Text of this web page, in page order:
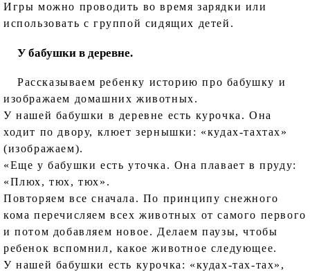
Игры можно проводить во время зарядки или
использовать с группой сидящих детей.
У бабушки в деревне.
Рассказываем ребенку историю про бабушку и
изображаем домашних животных.
У нашей бабушки в деревне есть курочка. Она
ходит по двору, клюет зернышки: «кудах-тахтах»
(изображаем).
«Еще у бабушки есть уточка. Она плавает в пруду:
«Плюх, тюх, тюх».
Повторяем все сначала. По принципу снежного
кома перечисляем всех животных от самого первого
и потом добавляем новое. Делаем паузы, чтобы
ребенок вспомнил, какое животное следующее.
У нашей бабушки есть курочка: «кудах-тах-тах»,